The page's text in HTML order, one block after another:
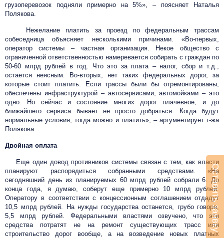
грузоперевозок подняли примерно на 5%», – поясняет Наталья
Полякова.
Нежелание платить за проезд по федеральным трассам
собеседница объясняет несколькими причинами. «Во-первых,
оператор системы – частная организация. Некое общество с
ограниченной ответственностью намеревается собирать с граждан по
50-60 млрд рублей в год. Что это за плата – налог, сбор и т.д.,
остается неясным. Во-вторых, нет таких федеральных дорог, за
которые стоит платить. Если трассы были бы отремонтированы,
обеспечены инфраструктурой – автосервисами, автомойками – это
одно. Но сейчас и состояние многих дорог плачевное, и до
ближайшего сервиса бывает не просто добраться. Когда будут
нормальные условия, тогда можно и платить», – аргументирует г-жа
Полякова.
Двойная оплата
Еще один довод противников системы связан с тем, как власти
планируют распорядиться собранными средствами. «На
сегодняшний день из планируемых 60 млрд рублей собрали 6. До
конца года, я думаю, соберут еще примерно 10 млрд рублей.
Оператору в соответствии с концессионным соглашением отдадут
10,5 млрд рублей. На нужды государства останется, грубо говоря,
5,5 млрд рублей. Федеральными властями озвучено, что эти
средства потратят не на ремонт существующих трасс или
строительство дорог вообще, а на возведение новых платных
Оставить заявку